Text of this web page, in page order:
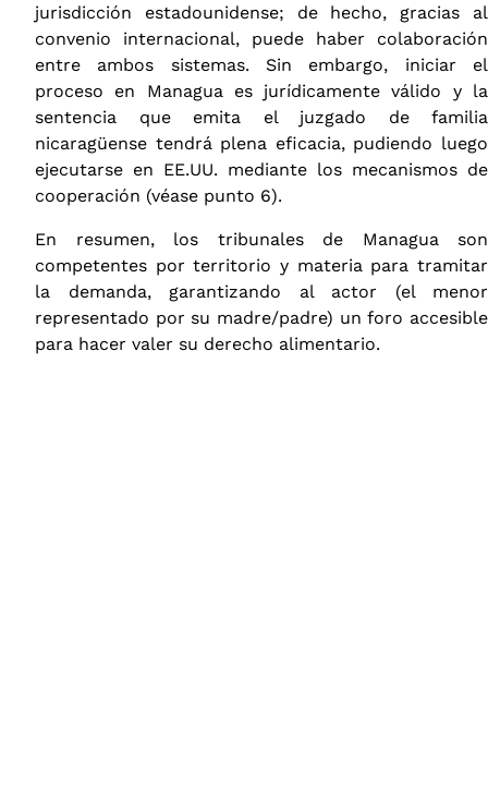
jurisdicción estadounidense; de hecho, gracias al
convenio internacional, puede haber colaboración
entre ambos sistemas. Sin embargo, iniciar el
proceso en Managua es jurídicamente válido y la
sentencia que emita el juzgado de familia
nicaragüense tendrá plena eficacia, pudiendo luego
ejecutarse en EE.UU. mediante los mecanismos de
cooperación (véase punto 6).
En resumen, los tribunales de Managua son
competentes por territorio y materia para tramitar
la demanda, garantizando al actor (el menor
representado por su madre/padre) un foro accesible
para hacer valer su derecho alimentario.